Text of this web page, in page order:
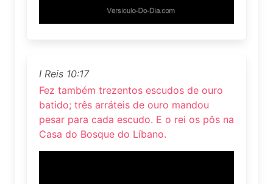
I Reis 10:17
Fez também trezentos escudos de ouro
batido; três arráteis de ouro mandou
pesar para cada escudo. E o rei os pôs na
Casa do Bosque do Líbano.